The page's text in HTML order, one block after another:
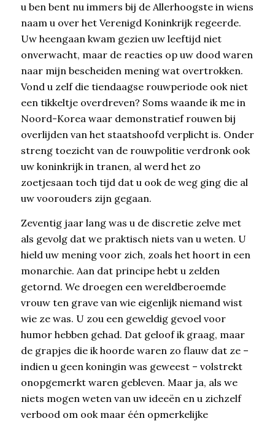
u ben bent nu immers bij de Allerhoogste in wiens
naam u over het Verenigd Koninkrijk regeerde.
Uw heengaan kwam gezien uw leeftijd niet
onverwacht, maar de reacties op uw dood waren
naar mijn bescheiden mening wat overtrokken.
Vond u zelf die tiendaagse rouwperiode ook niet
een tikkeltje overdreven? Soms waande ik me in
Noord-Korea waar demonstratief rouwen bij
overlijden van het staatshoofd verplicht is. Onder
streng toezicht van de rouwpolitie verdronk ook
uw koninkrijk in tranen, al werd het zo
zoetjesaan toch tijd dat u ook de weg ging die al
uw voorouders zijn gegaan.
Zeventig jaar lang was u de discretie zelve met
als gevolg dat we praktisch niets van u weten. U
hield uw mening voor zich, zoals het hoort in een
monarchie. Aan dat principe hebt u zelden
getornd. We droegen een wereldberoemde
vrouw ten grave van wie eigenlijk niemand wist
wie ze was. U zou een geweldig gevoel voor
humor hebben gehad. Dat geloof ik graag, maar
de grapjes die ik hoorde waren zo flauw dat ze –
indien u geen koningin was geweest – volstrekt
onopgemerkt waren gebleven. Maar ja, als we
niets mogen weten van uw ideeën en u zichzelf
verbood om ook maar één opmerkelijke